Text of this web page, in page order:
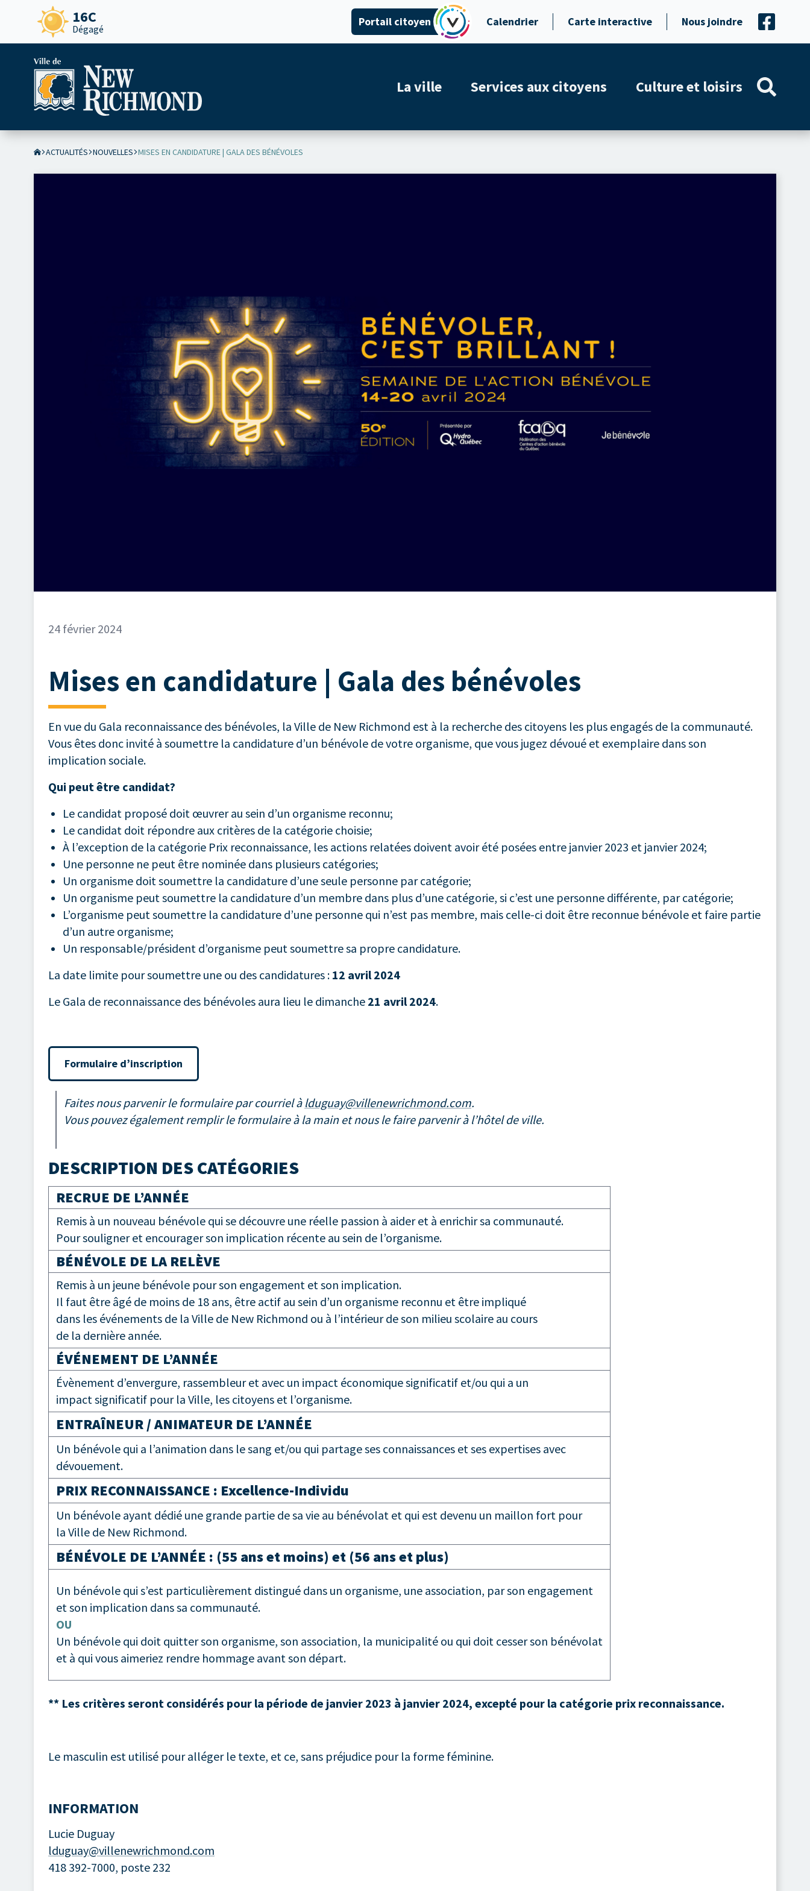
16C
Dégagé
Portail citoyen Calendrier Carte interactive Nous joindre
La ville Services aux citoyens Culture et loisirs
ACTUALITÉS NOUVELLES MISES EN CANDIDATURE | GALA DES BÉNÉVOLES
24 février 2024
Mises en candidature | Gala des bénévoles
En vue du Gala reconnaissance des bénévoles, la Ville de New Richmond est à la recherche des citoyens les plus engagés de la communauté.
Vous êtes donc invité à soumettre la candidature d’un bénévole de votre organisme, que vous jugez dévoué et exemplaire dans son
implication sociale.
Qui peut être candidat?
Le candidat proposé doit œuvrer au sein d’un organisme reconnu;
Le candidat doit répondre aux critères de la catégorie choisie;
À l’exception de la catégorie Prix reconnaissance, les actions relatées doivent avoir été posées entre janvier 2023 et janvier 2024;
Une personne ne peut être nominée dans plusieurs catégories;
Un organisme doit soumettre la candidature d’une seule personne par catégorie;
Un organisme peut soumettre la candidature d’un membre dans plus d’une catégorie, si c’est une personne différente, par catégorie;
L’organisme peut soumettre la candidature d’une personne qui n’est pas membre, mais celle-ci doit être reconnue bénévole et faire partie
d’un autre organisme;
Un responsable/président d’organisme peut soumettre sa propre candidature.
La date limite pour soumettre une ou des candidatures : 12 avril 2024
Le Gala de reconnaissance des bénévoles aura lieu le dimanche 21 avril 2024.
Formulaire d’inscription
Faites nous parvenir le formulaire par courriel à lduguay@villenewrichmond.com.
Vous pouvez également remplir le formulaire à la main et nous le faire parvenir à l’hôtel de ville.
DESCRIPTION DES CATÉGORIES
RECRUE DE L’ANNÉE
Remis à un nouveau bénévole qui se découvre une réelle passion à aider et à enrichir sa communauté.
Pour souligner et encourager son implication récente au sein de l’organisme.
BÉNÉVOLE DE LA RELÈVE
Remis à un jeune bénévole pour son engagement et son implication.
Il faut être âgé de moins de 18 ans, être actif au sein d’un organisme reconnu et être impliqué
dans les événements de la Ville de New Richmond ou à l’intérieur de son milieu scolaire au cours
de la dernière année.
ÉVÉNEMENT DE L’ANNÉE
Évènement d’envergure, rassembleur et avec un impact économique significatif et/ou qui a un
impact significatif pour la Ville, les citoyens et l’organisme.
ENTRAÎNEUR / ANIMATEUR DE L’ANNÉE
Un bénévole qui a l’animation dans le sang et/ou qui partage ses connaissances et ses expertises avec
dévouement.
PRIX RECONNAISSANCE : Excellence-Individu
Un bénévole ayant dédié une grande partie de sa vie au bénévolat et qui est devenu un maillon fort pour
la Ville de New Richmond.
BÉNÉVOLE DE L’ANNÉE : (55 ans et moins) et (56 ans et plus)
Un bénévole qui s’est particulièrement distingué dans un organisme, une association, par son engagement
et son implication dans sa communauté.
OU
Un bénévole qui doit quitter son organisme, son association, la municipalité ou qui doit cesser son bénévolat
et à qui vous aimeriez rendre hommage avant son départ.
** Les critères seront considérés pour la période de janvier 2023 à janvier 2024, excepté pour la catégorie prix reconnaissance.
Le masculin est utilisé pour alléger le texte, et ce, sans préjudice pour la forme féminine.
INFORMATION
Lucie Duguay
lduguay@villenewrichmond.com
418 392-7000, poste 232